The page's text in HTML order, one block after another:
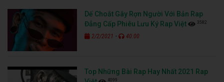
Dế Choắt Gây Rợn Người Với Bản Rap
Đẳng Cấp Phiêu Lưu Ký Rap Việt
3582
2/2/2021 - 40:00
Top Những Bài Rap Hay Nhất 2021 Rap
4099